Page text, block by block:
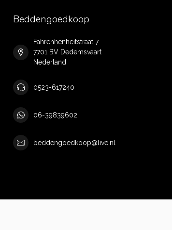
Beddengoedkoop
Fahrenhenheitstraat 7
7701 BV Dedemsvaart
Nederland
0523-617240
06-39839602
beddengoedkoop@live.nl